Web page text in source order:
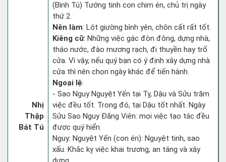
Nhị
Thập
Bát Tú
(Bình Tú) Tướng tinh con chim én, chủ trị ngày
thứ 2.
Nên làm: Lót giường bình yên, chôn cất rất tốt.
Kiêng cữ: Những việc gác đòn đông, dựng nhà,
tháo nước, đào mương rạch, đi thuyền hay trổ
cửa. Vì vậy, nếu quý bạn có ý định xây dựng nhà
cửa thì nên chọn ngày khác để tiến hành.
Ngoại lệ:
- Sao Nguy Nguyệt Yến tại Tỵ, Dậu và Sửu trăm
việc đều tốt. Trong đó, tại Dậu tốt nhất. Ngày
Sửu Sao Nguy Đăng Viên: mọi việc tạo tác đều
được quý hiển.
Nguy: Nguyệt Yến (con én): Nguyệt tinh, sao
xấu. Khắc kỵ việc khai trương, an táng và xây